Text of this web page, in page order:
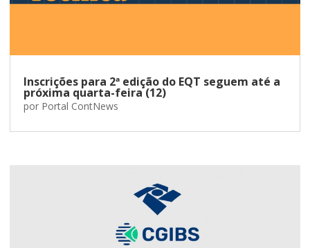
Inscrições para 2ª edição do EQT seguem até a
próxima quarta-feira (12)
por Portal ContNews